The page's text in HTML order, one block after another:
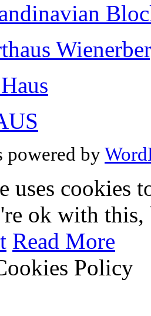
powered by
uses cookies
ok with
Read More
Policy